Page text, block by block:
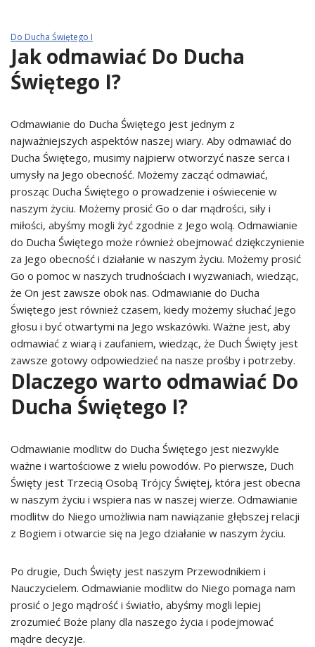
Do Ducha Świętego I
Jak odmawiać Do Ducha
Świętego I?
Odmawianie do Ducha Świętego jest jednym z
najważniejszych aspektów naszej wiary. Aby odmawiać do
Ducha Świętego, musimy najpierw otworzyć nasze serca i
umysły na Jego obecność. Możemy zacząć odmawiać,
prosząc Ducha Świętego o prowadzenie i oświecenie w
naszym życiu. Możemy prosić Go o dar mądrości, siły i
miłości, abyśmy mogli żyć zgodnie z Jego wolą. Odmawianie
do Ducha Świętego może również obejmować dziękczynienie
za Jego obecność i działanie w naszym życiu. Możemy prosić
Go o pomoc w naszych trudnościach i wyzwaniach, wiedząc,
że On jest zawsze obok nas. Odmawianie do Ducha
Świętego jest również czasem, kiedy możemy słuchać Jego
głosu i być otwartymi na Jego wskazówki. Ważne jest, aby
odmawiać z wiarą i zaufaniem, wiedząc, że Duch Święty jest
zawsze gotowy odpowiedzieć na nasze prośby i potrzeby.
Dlaczego warto odmawiać Do
Ducha Świętego I?
Odmawianie modlitw do Ducha Świętego jest niezwykle
ważne i wartościowe z wielu powodów. Po pierwsze, Duch
Święty jest Trzecią Osobą Trójcy Świętej, która jest obecna
w naszym życiu i wspiera nas w naszej wierze. Odmawianie
modlitw do Niego umożliwia nam nawiązanie głębszej relacji
z Bogiem i otwarcie się na Jego działanie w naszym życiu.
Po drugie, Duch Święty jest naszym Przewodnikiem i
Nauczycielem. Odmawianie modlitw do Niego pomaga nam
prosić o Jego mądrość i światło, abyśmy mogli lepiej
zrozumieć Boże plany dla naszego życia i podejmować
mądre decyzje.